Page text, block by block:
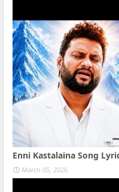
Enni Kastalaina Song
March 05, 2026